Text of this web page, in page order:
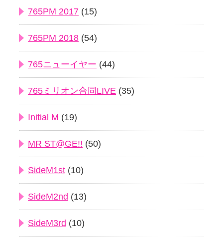
765PM 2017 (15)
765PM 2018 (54)
765ニューイヤー (44)
765ミリオン合同LIVE (35)
Initial M (19)
MR ST@GE!! (50)
SideM1st (10)
SideM2nd (13)
SideM3rd (10)